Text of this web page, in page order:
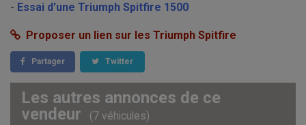
- Essai d'une Triumph Spitfire 1500
Proposer un lien sur les Triumph Spitfire
Partager Twitter
Les autres annonces de ce
vendeur
(7 véhicules)